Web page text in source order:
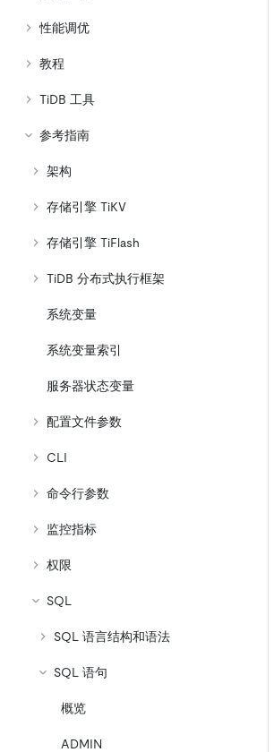
性能调优
教程
TiDB 工具
参考指南
架构
存储引擎 TiKV
存储引擎 TiFlash
TiDB 分布式执行框架
系统变量
系统变量索引
服务器状态变量
配置文件参数
CLI
命令行参数
监控指标
权限
SQL
SQL 语言结构和语法
SQL 语句
概览
ADMIN